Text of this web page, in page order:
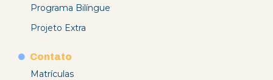
Programa Bilíngue
Projeto Extra
Contato
Matrículas